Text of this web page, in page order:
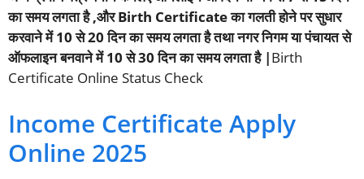
का समय लगता है ,और Birth Certificate का गलती होने पर सुधार
करवाने में 10 से 20 दिन का समय लगता है तथा नगर निगम या पंचायत से
ऑफलाइन बनवाने में 10 से 30 दिन का समय लगता है |Birth
Certificate Online Status Check
Income Certificate Apply
Online 2025